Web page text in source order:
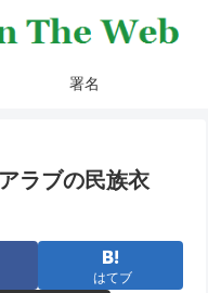
署名
ラブの民族衣
はてブ